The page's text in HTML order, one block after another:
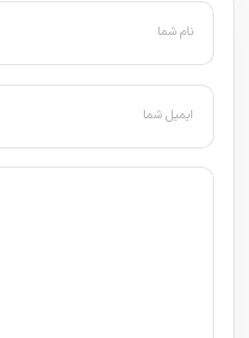
نام شما
ایمیل شما